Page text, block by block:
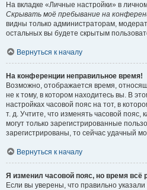
На вкладке «Личные настройки» в
Скрывать моё пребывание на
видны только администраторам,
остальных вы будете скрытым
Вернуться к началу
На конференции неправильное время!
Возможно, отображается время,
не к тому, в котором находитесь вы. В
настройках часовой пояс на тот, в
т. д. Учтите, что изменять часовой пояс,
могут только зарегистрированные
зарегистрированы, то сейчас удачный
Вернуться к началу
Я изменил часовой пояс, но время всё
Если вы уверены, что правильно